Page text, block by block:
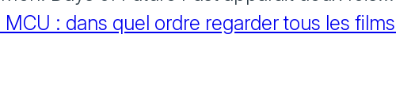
: dans quel ordre regarder tous les